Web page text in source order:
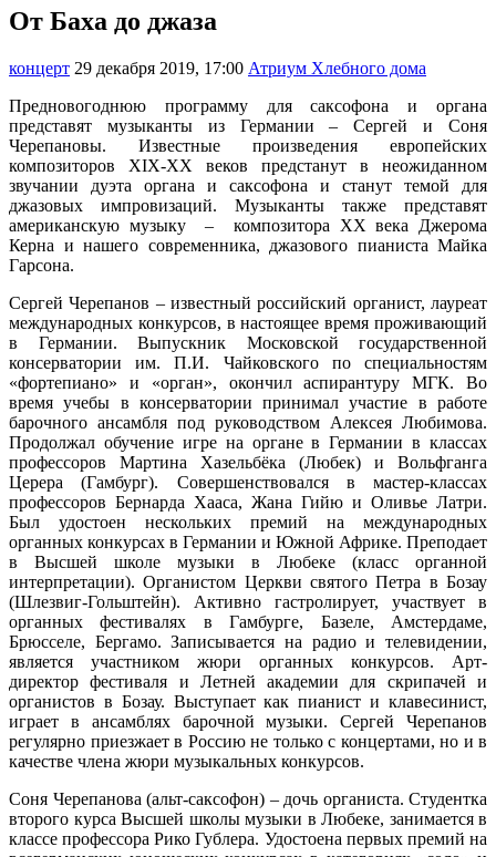
От Баха до джаза
концерт 29 декабря 2019, 17:00 Атриум Хлебного дома
Предновогоднюю программу для саксофона и органа
представят музыканты из Германии – Сергей и Соня
Черепановы. Известные произведения европейских
композиторов XIX-XX веков предстанут в неожиданном
звучании дуэта органа и саксофона и станут темой для
джазовых импровизаций. Музыканты также представят
американскую музыку – композитора XX века Джерома
Керна и нашего современника, джазового пианиста Майка
Гарсона.
Сергей Черепанов – известный российский органист, лауреат
международных конкурсов, в настоящее время проживающий
в Германии. Выпускник Московской государственной
консерватории им. П.И. Чайковского по специальностям
«фортепиано» и «орган», окончил аспирантуру МГК. Во
время учебы в консерватории принимал участие в работе
барочного ансамбля под руководством Алексея Любимова.
Продолжал обучение игре на органе в Германии в классах
профессоров Мартина Хазельбёка (Любек) и Вольфганга
Церера (Гамбург). Совершенствовался в мастер-классах
профессоров Бернарда Хааса, Жана Гийю и Оливье Латри.
Был удостоен нескольких премий на международных
органных конкурсах в Германии и Южной Африке. Преподает
в Высшей школе музыки в Любеке (класс органной
интерпретации). Органистом Церкви святого Петра в Бозау
(Шлезвиг-Гольштейн). Активно гастролирует, участвует в
органных фестивалях в Гамбурге, Базеле, Амстердаме,
Брюсселе, Бергамо. Записывается на радио и телевидении,
является участником жюри органных конкурсов. Арт-
директор фестиваля и Летней академии для скрипачей и
органистов в Бозау. Выступает как пианист и клавесинист,
играет в ансамблях барочной музыки. Сергей Черепанов
регулярно приезжает в Россию не только с концертами, но и в
качестве члена жюри музыкальных конкурсов.
Соня Черепанова (альт-саксофон) – дочь органиста. Студентка
второго курса Высшей школы музыки в Любеке, занимается в
классе профессора Рико Гублера. Удостоена первых премий на